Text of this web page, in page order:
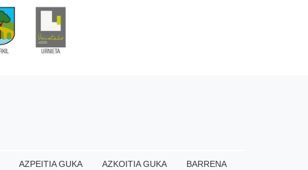
AZPEITIA GUKA AZKOITIA GUKA BARRENA